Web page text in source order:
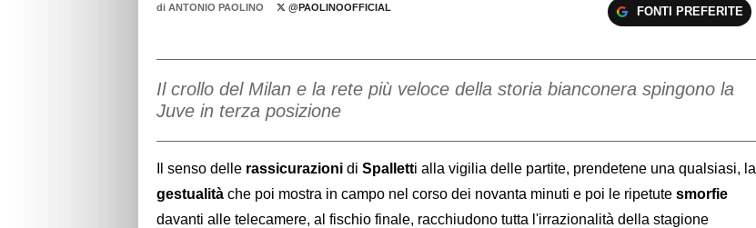
di ANTONIO PAOLINO @PAOLINOOFFICIAL FONTI PREFERITE
Il crollo del Milan e la rete più veloce della storia bianconera spingono la
Juve in terza posizione
Il senso delle rassicurazioni di Spalletti alla vigilia delle partite, prendetene una qualsiasi, la
gestualità che poi mostra in campo nel corso dei novanta minuti e poi le ripetute smorfie
davanti alle telecamere, al fischio finale, racchiudono tutta l'irrazionalità della stagione